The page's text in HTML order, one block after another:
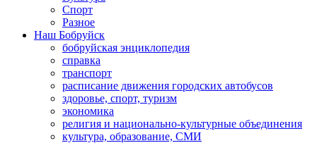
Спорт
Разное
Наш Бобруйск
бобруйская энциклопедия
справка
транспорт
расписание движения городских автобусов
здоровье, спорт, туризм
экономика
религия и национально-культурные объединения
культура, образование, СМИ